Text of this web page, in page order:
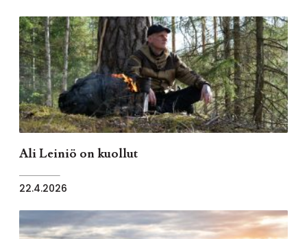
Ali Leiniö on kuollut
22.4.2026